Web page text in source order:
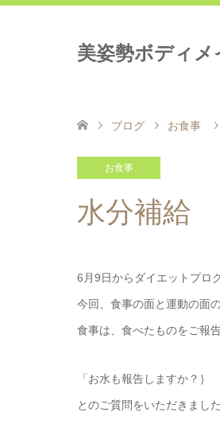
美姿勢ボディ
ブログ お食事
お食事
水分補給
6月9日からダイエットプロ
今回、食事の面と運動の面
食事は、食べたものをご報
「お水も報告しますか？｝
とのご質問をいただきました